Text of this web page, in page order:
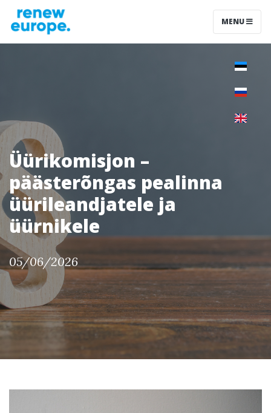
MENU
Üürikomisjon –
päästerõngas pealinna
üürileandjatele ja
üürnikele
05/06/2026